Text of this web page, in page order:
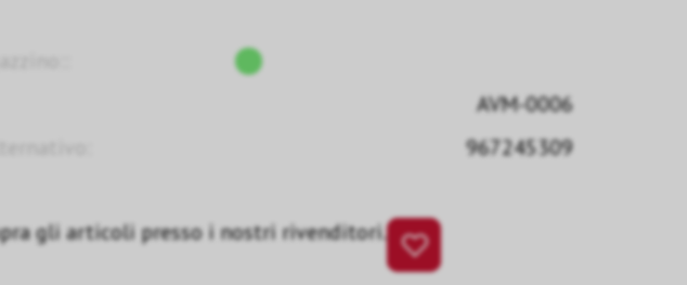
AVM-0006
967245309
gli articoli presso i nostri rivenditori.